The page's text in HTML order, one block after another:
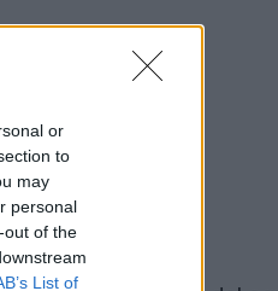
or
to
may
personal
out of the
List of